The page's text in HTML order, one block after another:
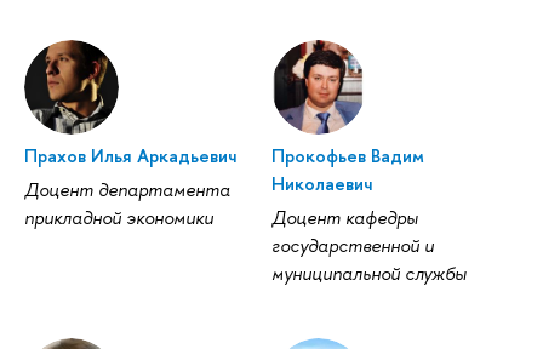
Прахов Илья Аркадьевич
Доцент департамента
прикладной экономики
Прокофьев Вадим
Николаевич
Доцент кафедры
государственной и
муниципальной службы